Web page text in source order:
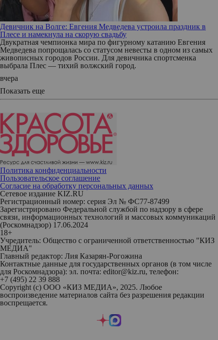
Девичник на Волге: Евгения Медведева устроила праздник в
Плесе и намекнула на скорую свадьбу
Двукратная чемпионка мира по фигурному катанию Евгения
Медведева попрощалась со статусом невесты в одном из самых
живописных городов России. Для девичника спортсменка
выбрала Плес — тихий волжский город.
вчера
Показать еще
Политика конфиденциальности
Пользовательское соглашение
Согласие на обработку персональных данных
Сетевое издание KIZ.RU
Регистрационный номер: серия Эл № ФС77-87499
Зарегистрировано Федеральной службой по надзору в сфере
связи, информационных технологий и массовых коммуникаций
(Роскомнадзор) 17.06.2024
18+
Учредитель: Общество с ограниченной ответственностью "КИЗ
МЕДИА"
Главный редактор: Лия Казарян-Рогожина
Контактные данные для государственных органов (в том числе
для Роскомнадзора): эл. почта: editor@kiz.ru, телефон:
+7 (495) 22 39 888
Copyright (с) ООО «КИЗ МЕДИА», 2025. Любое
воспроизведение материалов сайта без разрешения редакции
воспрещается.